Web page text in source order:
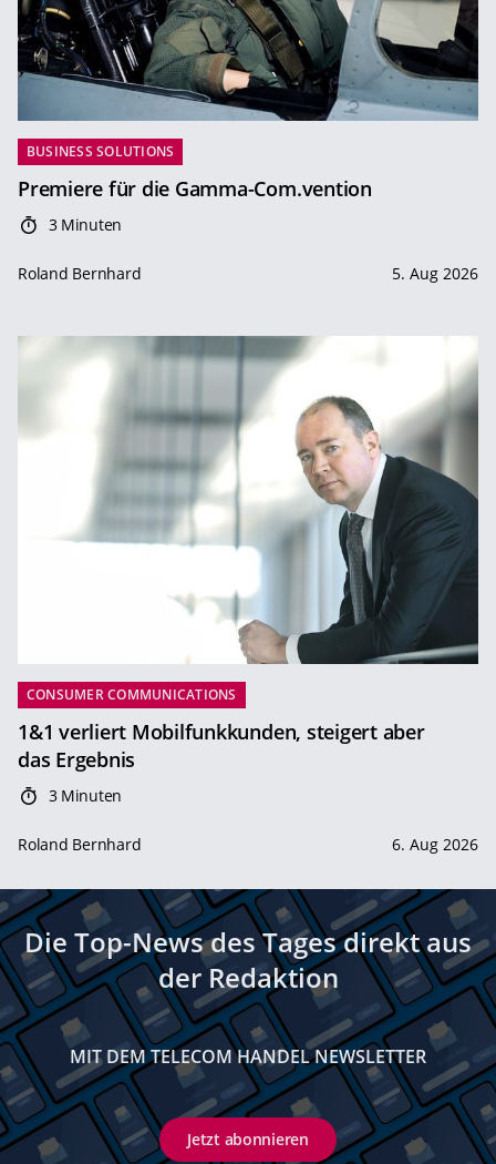
BUSINESS SOLUTIONS
Premiere für die Gamma-Com.vention
3 Minuten
Roland Bernhard 5. Aug 2026
CONSUMER COMMUNICATIONS
1&1 verliert Mobilfunkkunden, steigert aber
das Ergebnis
3 Minuten
Roland Bernhard 6. Aug 2026
Die Top-News des Tages direkt aus
der Redaktion
MIT DEM TELECOM HANDEL NEWSLETTER
Jetzt abonnieren